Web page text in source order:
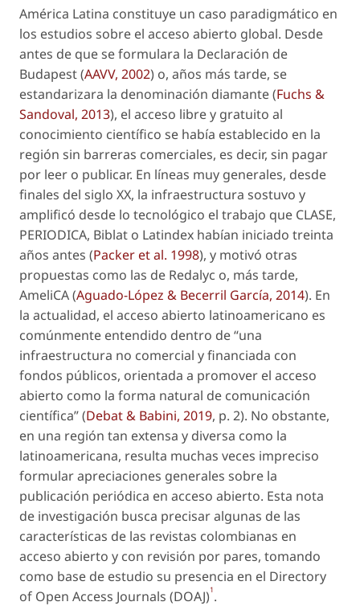
América Latina constituye un caso paradigmático en
los estudios sobre el acceso abierto global. Desde
antes de que se formulara la Declaración de
Budapest(AAVV, 2002) o, años más tarde, se
estandarizara la denominación diamante(Fuchs &
Sandoval, 2013), el acceso libre y gratuito al
conocimiento científico se había establecido en la
región sin barreras comerciales, es decir, sin pagar
por leer o publicar. En líneas muy generales, desde
finales del siglo XX, la infraestructura sostuvo y
amplificó desde lo tecnológico el trabajo que CLASE,
PERIODICA, Biblat o Latindex habían iniciado treinta
años antes (Packer et al. 1998), y motivó otras
propuestas como las de Redalyc o, más tarde,
AmeliCA (Aguado-López & Becerril García, 2014). En
la actualidad, el acceso abierto latinoamericano es
comúnmente entendido dentro de “una
infraestructura no comercial y financiada con
fondos públicos, orientada a promover el acceso
abierto como la forma natural de comunicación
científica” (Debat & Babini, 2019, p. 2). No obstante,
en una región tan extensa y diversa como la
latinoamericana, resulta muchas veces impreciso
formular apreciaciones generales sobre la
publicación periódica en acceso abierto. Esta nota
de investigación busca precisar algunas de las
características de las revistas colombianas en
acceso abierto y con revisión por pares, tomando
como base de estudio su presencia en el Directory
of Open Access Journals (DOAJ)1.